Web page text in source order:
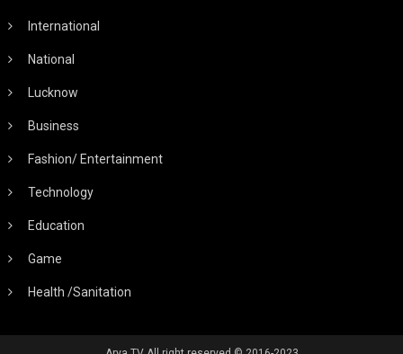
International
National
Lucknow
Business
Fashion/ Entertainment
Technology
Education
Game
Health /Sanitation